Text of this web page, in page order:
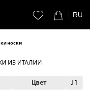
RU
носки
ИЗ ИТАЛИИ
Цвет